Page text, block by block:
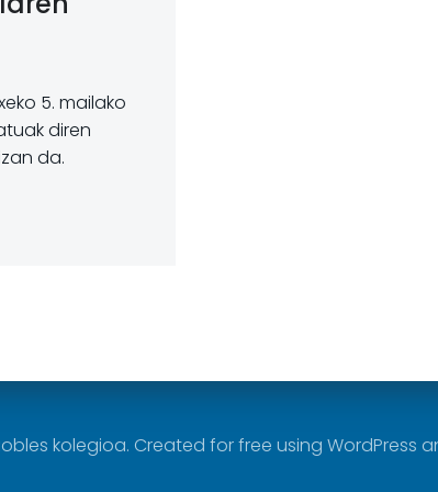
5. mailako
diren
da.
kolegioa. Created for free using WordPress